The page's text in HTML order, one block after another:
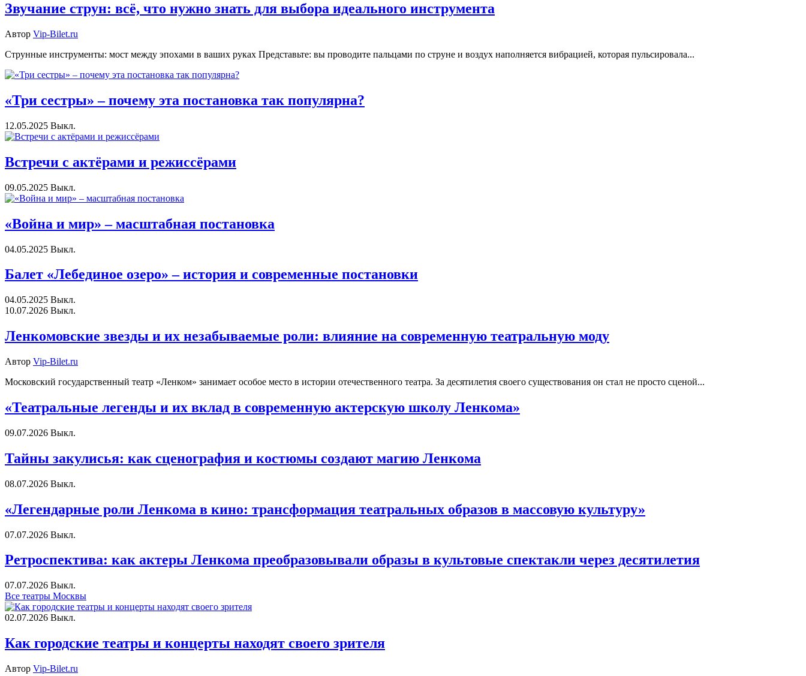
Звучание струн: всё, что нужно знать для выбора идеального инструмента
Автор Vip-Bilet.ru
Струнные инструменты: мост между эпохами в ваших руках Представьте: вы проводите пальцами по струне и воздух наполняется вибрацией, которая пульсировала...
«Три сестры» – почему эта постановка так популярна?
12.05.2025 Выкл.
Встречи с актёрами и режиссёрами
09.05.2025 Выкл.
«Война и мир» – масштабная постановка
04.05.2025 Выкл.
Балет «Лебединое озеро» – история и современные постановки
04.05.2025 Выкл.
10.07.2026 Выкл.
Ленкомовские звезды и их незабываемые роли: влияние на современную театральную моду
Автор Vip-Bilet.ru
Московский государственный театр «Ленком» занимает особое место в истории отечественного театра. За десятилетия своего существования он стал не просто сценой...
«Театральные легенды и их вклад в современную актерскую школу Ленкома»
09.07.2026 Выкл.
Тайны закулисья: как сценография и костюмы создают магию Ленкома
08.07.2026 Выкл.
«Легендарные роли Ленкома в кино: трансформация театральных образов в массовую культуру»
07.07.2026 Выкл.
Ретроспектива: как актеры Ленкома преобразовывали образы в культовые спектакли через десятилетия
07.07.2026 Выкл.
Все театры Москвы
02.07.2026 Выкл.
Как городские театры и концерты находят своего зрителя
Автор Vip-Bilet.ru